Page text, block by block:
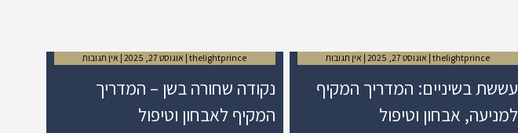
עששת בשיניים: המדריך המקיף
למניעה, אבחון וטיפול
thelightprince אוגוסט 27, 2025 אין תגובות
נקודה שחורה בשן – המדריך
המקיף לאבחון וטיפול
thelightprince אוגוסט 27, 2025 אין תגובות